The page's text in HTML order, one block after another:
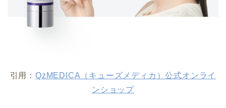
引用：QzMEDICA（キューズメディカ）公式オンライ
ンショップ